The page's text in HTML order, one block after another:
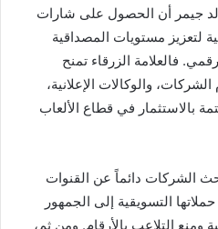
جيمر أن الحصول على شارات
لتعزيز مستويات المصداقية
فالعلامة الزرقاء تمنح
والوكالات الإعلانية،
بالاستثمار في قطاع الألعاب
الشركات دائماً عن القنوات
التسويقية إلى الجمهور
التلاعب بالأرقام. ومن ثم،